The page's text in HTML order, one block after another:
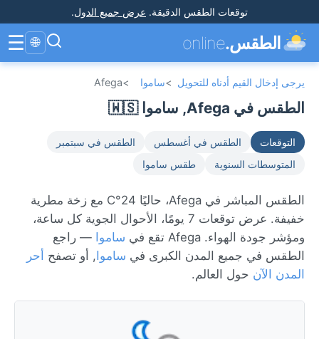
توقعات الطقس الدقيقة. عرض جميع الدول.
الطقس.online
🌐
☰
يرجى إدخال القيم أدناه للتحويل >ساموا >
Afega
الطقس في Afega, ساموا 🇼🇸
التوقعات الطقس في أغسطس
الطقس في سبتمبر
المتوسطات السنوية
طقس ساموا
الطقس المباشر في Afega، حاليًا 24°C مع زخة مطرية
خفيفة. عرض توقعات 7 يومًا، الأحوال الجوية كل ساعة،
ومؤشر جودة الهواء. Afega تقع في
ساموا — راجع
الطقس في جميع المدن الكبرى في ساموا , أو تصفح أحر
المدن الآن حول العالم.